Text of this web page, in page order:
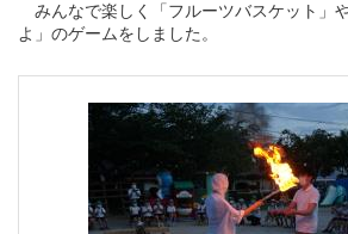
みんなで楽しく「フルーツバスケット」
よ」のゲームをしました。